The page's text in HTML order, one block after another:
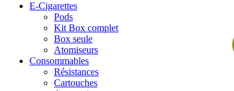
E-Cigarettes
Pods
Kit Box complet
Box seule
Atomiseurs
Consommables
Résistances
Cartouches